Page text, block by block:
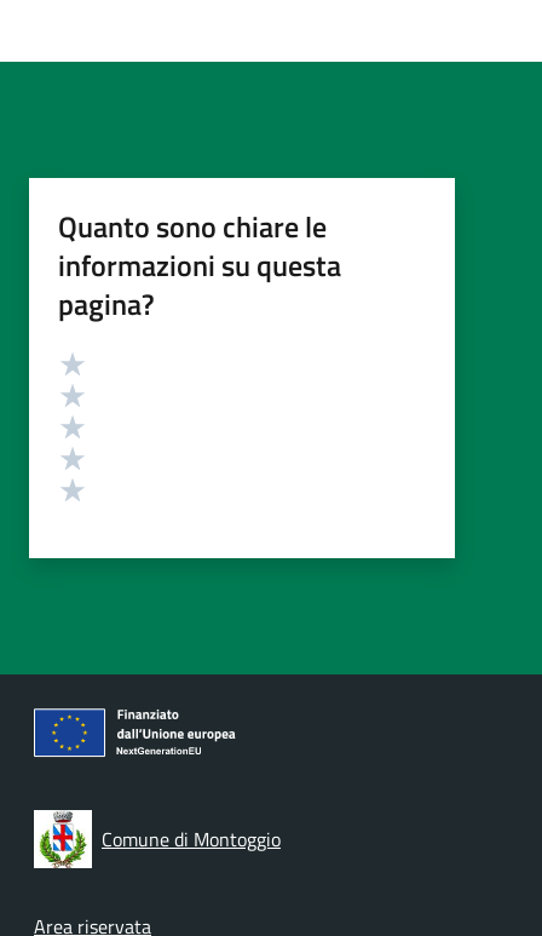
Quanto sono chiare le
informazioni su questa
pagina?
Valutazione
Comune di Montoggio
Area riservata